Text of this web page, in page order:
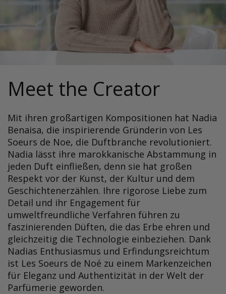
Meet the Creator
Mit ihren großartigen Kompositionen hat Nadia
Benaisa, die inspirierende Gründerin von Les
Soeurs de Noe, die Duftbranche revolutioniert.
Nadia lässt ihre marokkanische Abstammung in
jeden Duft einfließen, denn sie hat großen
Respekt vor der Kunst, der Kultur und dem
Geschichtenerzählen. Ihre rigorose Liebe zum
Detail und ihr Engagement für
umweltfreundliche Verfahren führen zu
faszinierenden Düften, die das Erbe ehren und
gleichzeitig die Technologie einbeziehen. Dank
Nadias Enthusiasmus und Erfindungsreichtum
ist Les Soeurs de Noé zu einem Markenzeichen
für Eleganz und Authentizität in der Welt der
Parfümerie geworden.